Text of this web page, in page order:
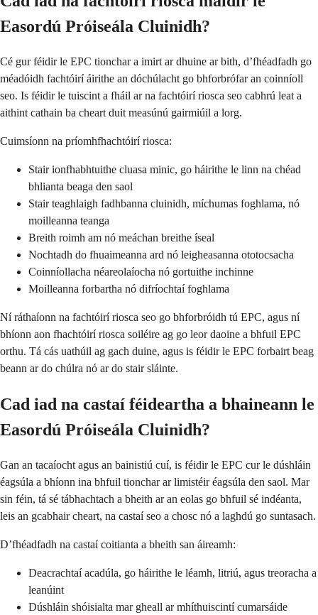
Easordú Próiseála Cluinidh?
Cé gur féidir le EPC tionchar a imirt ar dhuine ar bith, d’fhéadfadh go
méadóidh fachtóirí áirithe an dóchúlacht go bhforbrófar an coinníoll
seo. Is féidir le tuiscint a fháil ar na fachtóirí riosca seo cabhrú leat a
aithint cathain ba cheart duit measúnú gairmiúil a lorg.
Cuimsíonn na príomhfhachtóirí riosca:
Stair ionfhabhtuithe cluasa minic, go háirithe le linn na chéad
bhlianta beaga den saol
Stair teaghlaigh fadhbanna cluinidh, míchumas foghlama, nó
moilleanna teanga
Breith roimh am nó meáchan breithe íseal
Nochtadh do fhuaimeanna ard nó leigheasanna ototocsacha
Coinníollacha néareolaíocha nó gortuithe inchinne
Moilleanna forbartha nó difríochtaí foghlama
Ní ráthaíonn na fachtóirí riosca seo go bhforbróidh tú EPC, agus ní
bhíonn aon fhachtóirí riosca soiléire ag go leor daoine a bhfuil EPC
orthu. Tá cás uathúil ag gach duine, agus is féidir le EPC forbairt beag
beann ar do chúlra nó ar do stair sláinte.
Cad iad na castaí féideartha a bhaineann le
Easordú Próiseála Cluinidh?
Gan an tacaíocht agus an bainistiú cuí, is féidir le EPC cur le dúshláin
éagsúla a bhíonn ina bhfuil tionchar ar limistéir éagsúla den saol. Mar
sin féin, tá sé tábhachtach a bheith ar an eolas go bhfuil sé indéanta,
leis an gcabhair cheart, na castaí seo a chosc nó a laghdú go suntasach.
D’fhéadfadh na castaí coitianta a bheith san áireamh:
Deacrachtaí acadúla, go háirithe le léamh, litriú, agus treoracha a
leanúint
Dúshláin shóisialta mar gheall ar mhíthuiscintí cumarsáide